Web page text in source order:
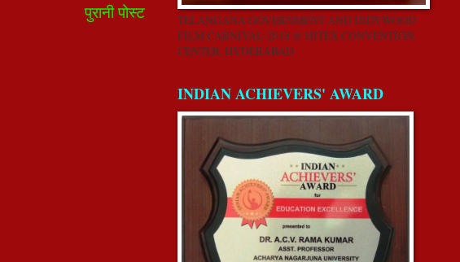
पुरानी पोस्ट
TELANGANA GOVERNMENT AND INDYWOOD
FILM CARNIVAL-2018 @ HITEX CONVENTION
CENTER, HYDERABAD
INDIAN ACHIEVERS' AWARD